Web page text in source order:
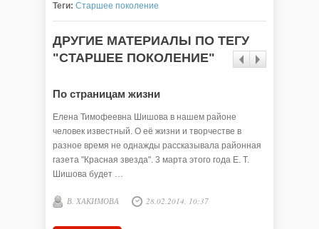
Теги: Старшее поколение
ДРУГИЕ МАТЕРИАЛЫ ПО ТЕГУ
"СТАРШЕЕ ПОКОЛЕНИЕ"
По страницам жизни
Елена Тимофеевна Шишова в нашем районе
человек известный. О её жизни и творчестве в
разное время не однажды рассказывала районная
газета "Красная звезда". 3 марта этого года Е. Т.
Шишова будет …
В. ХАКИМОВА 28.02.2014, 10:37